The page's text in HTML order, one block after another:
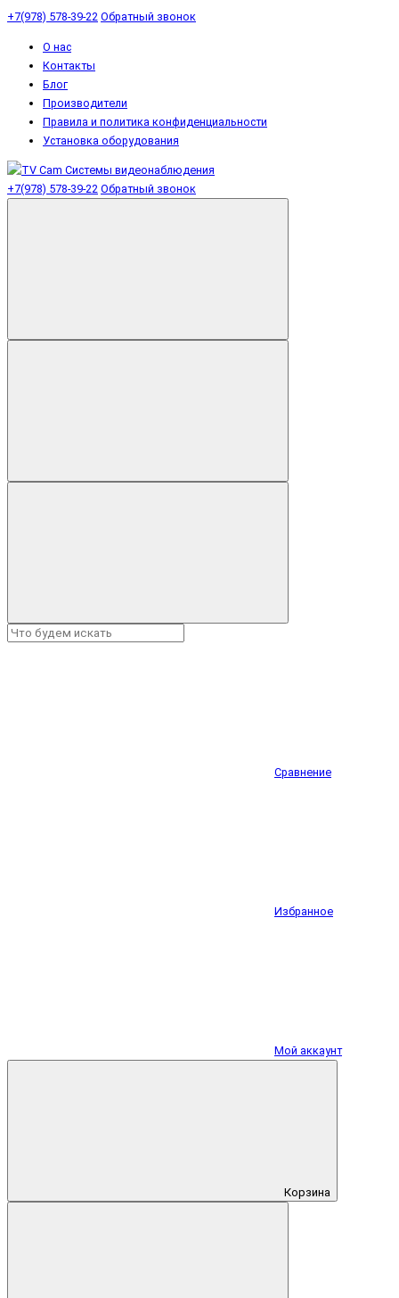
+7(978) 578-39-22 Обратный звонок
О нас
Контакты
Блог
Производители
Правила и политика конфиденциальности
Установка оборудования
+7(978) 578-39-22 Обратный звонок
Сравнение
Избранное
Мой аккаунт
Корзина